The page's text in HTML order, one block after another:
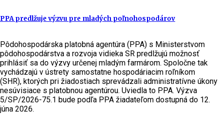
PPA predlžuje výzvu pre mladých poľnohospodárov
Pôdohospodárska platobná agentúra (PPA) s Ministerstvom
pôdohospodárstva a rozvoja vidieka SR predlžujú možnosť
prihlásiť sa do výzvy určenej mladým farmárom. Spoločne tak
vychádzajú v ústrety samostatne hospodáriacim roľníkom
(SHR), ktorých pri žiadostiach sprevádzali administratívne úkony
nesúvisiace s platobnou agentúrou. Uviedla to PPA. Výzva
5/SP/2026-75.1 bude podľa PPA žiadateľom dostupná do 12.
júna 2026.